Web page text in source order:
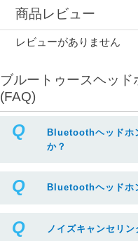
商品レビュー
レビューがありません
ブルートゥースヘッ
(FAQ)
Bluetoothヘッドホ
か？
Bluetoothヘッドホ
ノイズキャンセリ